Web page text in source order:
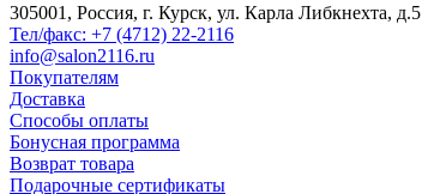
305001, Россия, г. Курск, ул. Карла Либкнехта, д.5
Тел/факс: +7 (4712) 22-2116
info@salon2116.ru
Покупателям
Доставка
Способы оплаты
Бонусная программа
Возврат товара
Подарочные сертификаты